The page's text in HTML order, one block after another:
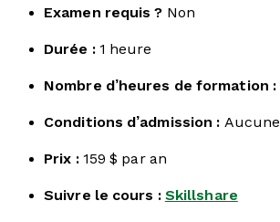
Examen requis ? Non
Durée :1 heure
Nombre d’heures de formation :
Conditions d’admission : Aucune
Prix :159 $ par an
Suivre le cours : Skillshare